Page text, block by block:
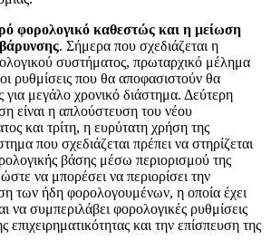
φορολογικό καθεστώς και η μείωση
. Σήμερα που σχεδιάζεται η
συστήματος, πρωταρχικό μέλημα
οι ρυθμίσεις που θα αποφασιστούν θα
για μεγάλο χρονικό διάστημα. Δεύτερη
είναι η απλούστευση του νέου
και τρίτη, η ευρύτατη χρήση της
που σχεδιάζεται πρέπει να στηρίζεται
βάσης μέσω περιορισμού της
να μπορέσει να περιορίσει την
των ήδη φορολογουμένων, η οποία έχει
να συμπεριλάβει φορολογικές ρυθμίσεις
επιχειρηματικότητας και την επίσπευση της